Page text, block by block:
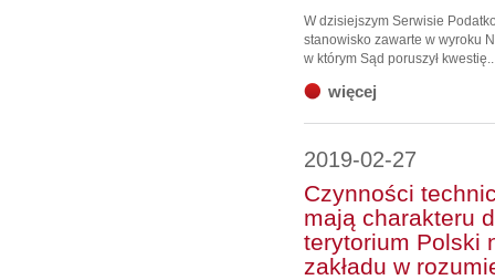
W dzisiejszym Serwisie
stanowisko zawarte w wyroku
w którym Sąd poruszył
więcej
2019-02-27
Czynności
mają charakteru
terytorium Polski
zakładu w